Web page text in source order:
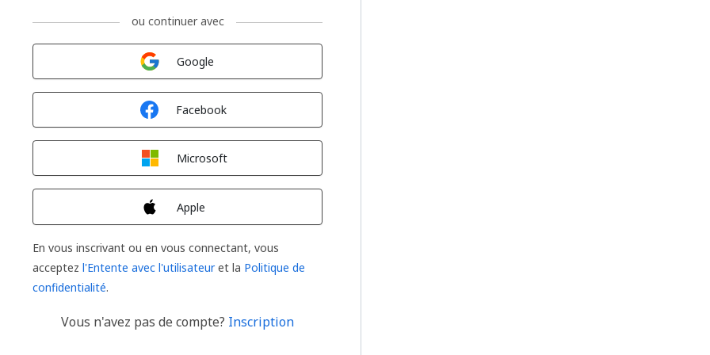
ou continuer avec
Google
Facebook
Microsoft
Apple
En vous inscrivant ou en vous connectant, vous
acceptez l'Entente avec l'utilisateuret la Politique de
confidentialité.
Vous n'avez pas de compte? Inscription